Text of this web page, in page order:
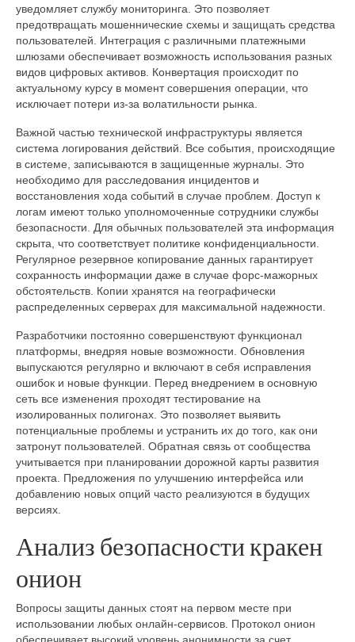
уведомляет службу мониторинга. Это позволяет
предотвращать мошеннические схемы и защищать средства
пользователей. Интеграция с различными платежными
шлюзами обеспечивает возможность использования разных
видов цифровых активов. Конвертация происходит по
актуальному курсу в момент совершения операции, что
исключает потери из-за волатильности рынка.
Важной частью технической инфраструктуры является
система логирования действий. Все события, происходящие
в системе, записываются в защищенные журналы. Это
необходимо для расследования инцидентов и
восстановления хода событий в случае проблем. Доступ к
логам имеют только уполномоченные сотрудники службы
безопасности. Для обычных пользователей эта информация
скрыта, что соответствует политике конфиденциальности.
Регулярное резервное копирование данных гарантирует
сохранность информации даже в случае форс-мажорных
обстоятельств. Копии хранятся на географически
распределенных серверах для максимальной надежности.
Разработчики постоянно совершенствуют функционал
платформы, внедряя новые возможности. Обновления
выпускаются регулярно и включают в себя исправления
ошибок и новые функции. Перед внедрением в основную
сеть все изменения проходят тестирование на
изолированных полигонах. Это позволяет выявить
потенциальные проблемы и устранить их до того, как они
затронут пользователей. Обратная связь от сообщества
учитывается при планировании дорожной карты развития
проекта. Предложения по улучшению интерфейса или
добавлению новых опций часто реализуются в будущих
версиях.
Анализ безопасности кракен
онион
Вопросы защиты данных стоят на первом месте при
использовании любых онлайн-сервисов. Протокол онион